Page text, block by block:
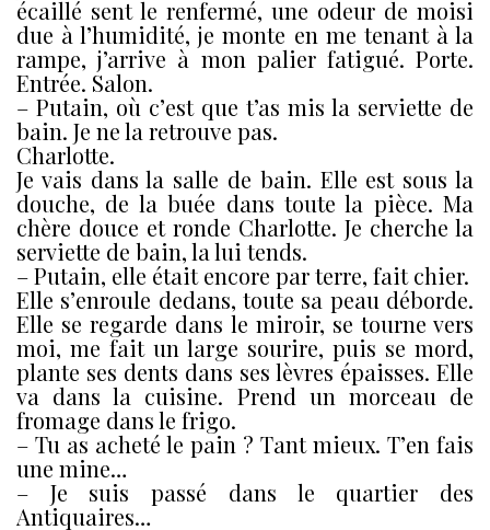
écaillé sent le renfermé, une odeur de moisi
due à l’humidité, je monte en me tenant à la
rampe, j’arrive à mon palier fatigué. Porte.
Entrée. Salon.
– Putain, où c’est que t’as mis la serviette de
bain. Je ne la retrouve pas.
Charlotte.
Je vais dans la salle de bain. Elle est sous la
douche, de la buée dans toute la pièce. Ma
chère douce et ronde Charlotte. Je cherche la
serviette de bain, la lui tends.
– Putain, elle était encore par terre, fait chier.
Elle s’enroule dedans, toute sa peau déborde.
Elle se regarde dans le miroir, se tourne vers
moi, me fait un large sourire, puis se mord,
plante ses dents dans ses lèvres épaisses. Elle
va dans la cuisine. Prend un morceau de
fromage dans le frigo.
– Tu as acheté le pain ? Tant mieux. T’en fais
une mine…
– Je suis passé dans le quartier des
Antiquaires…